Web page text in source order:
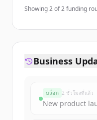
Showing2of2funding
Business
บล็อก 2 ชั่วโมงที่แล้ว
New product